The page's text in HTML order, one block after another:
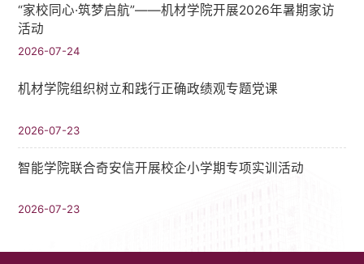
“家校同心·筑梦启航”——机材学院开展2026年暑期家访
活动
2026-07-24
机材学院组织树立和践行正确政绩观专题党课
2026-07-23
智能学院联合奇安信开展校企小学期专项实训活动
2026-07-23